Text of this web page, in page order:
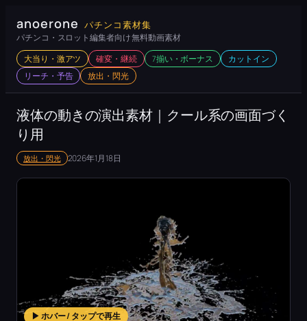
容
ス
キ
プ
anoerone パチンコ素材集
パチンコ・スロット編集者向け 無料動画素材
大当り・激アツ 確変・継続 7揃い・ボーナス
カットイン
リーチ・予告
放出・閃光
液体の動きの演出素材｜クール系の画面づく
り用
放出・閃光 2026年1月18日
▶ ホバー / タップで再生